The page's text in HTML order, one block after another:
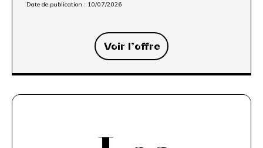
Date de publication : 10/07/2026
Voir l’offre